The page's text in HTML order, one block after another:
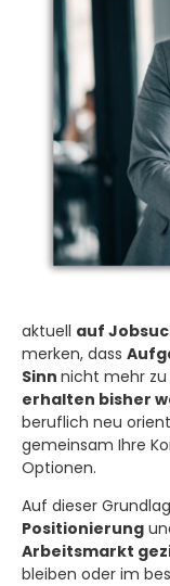
aktuell auf
merken, dass
Sinn nicht mehr zu
erhalten bisher
beruflich neu
gemeinsam Ihre
Optionen.
Auf dieser
Positionierung
Arbeitsmarkt
bleiben oder im